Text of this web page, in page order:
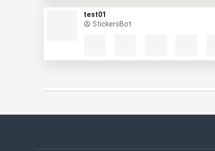
test01
StickersBot